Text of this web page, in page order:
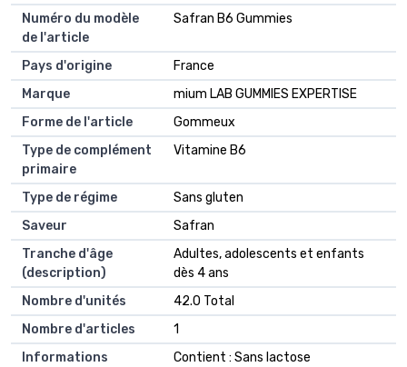
Numéro du modèle
de l'article
Safran B6 Gummies
Pays d'origine
France
Marque
mium LAB GUMMIES EXPERTISE
Forme de l'article
Gommeux
Type de complément
primaire
Vitamine B6
Type de régime
Sans gluten
Saveur
Safran
Tranche d'âge
(description)
Adultes, adolescents et enfants
dès 4 ans
Nombre d'unités
42.0 Total
Nombre d'articles
1
Informations
Contient : Sans lactose